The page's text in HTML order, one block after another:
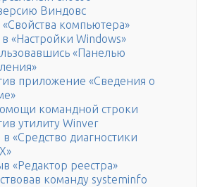
Виндовс
компьютера»
«Настройки Windows»
«Панелью
приложение «Сведения о
командной строки
утилиту Winver
«Средство диагностики
«Редактор реестра»
команду systeminfo